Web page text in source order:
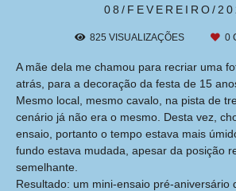
08/FEVEREIRO/
825 VISUALIZAÇÕES 0
A mãe dela me chamou para recriar uma
atrás, para a decoração da festa de 15
Mesmo local, mesmo cavalo, na pista de
cenário já não era o mesmo. Desta vez,
ensaio, portanto o tempo estava mais
fundo estava mudada, apesar da posição
semelhante.
Resultado: um mini-ensaio pré-aniversário